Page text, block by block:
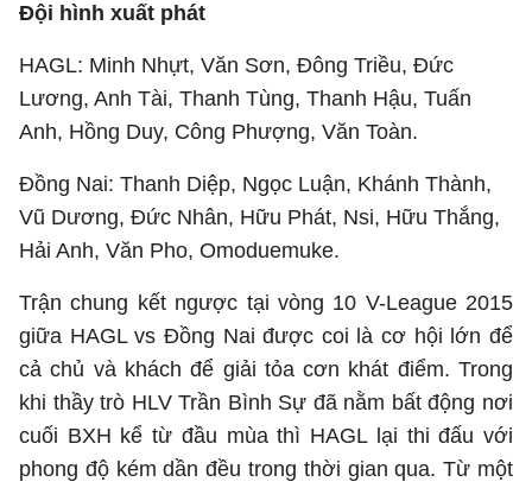
Đội hình xuất phát
HAGL: Minh Nhựt, Văn Sơn, Đông Triều, Đức
Lương, Anh Tài, Thanh Tùng, Thanh Hậu, Tuấn
Anh, Hồng Duy, Công Phượng, Văn Toàn.
Đồng Nai: Thanh Diệp, Ngọc Luận, Khánh Thành,
Vũ Dương, Đức Nhân, Hữu Phát, Nsi, Hữu Thắng,
Hải Anh, Văn Pho, Omoduemuke.
Trận chung kết ngược tại vòng 10 V-League 2015
giữa HAGL vs Đồng Nai được coi là cơ hội lớn để
cả chủ và khách để giải tỏa cơn khát điểm. Trong
khi thầy trò HLV Trần Bình Sự đã nằm bất động nơi
cuối BXH kể từ đầu mùa thì HAGL lại thi đấu với
phong độ kém dần đều trong thời gian qua. Từ một